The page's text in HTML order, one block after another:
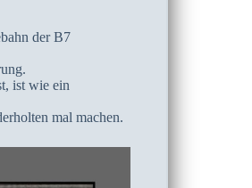
der B7
ist wie ein
mal machen.